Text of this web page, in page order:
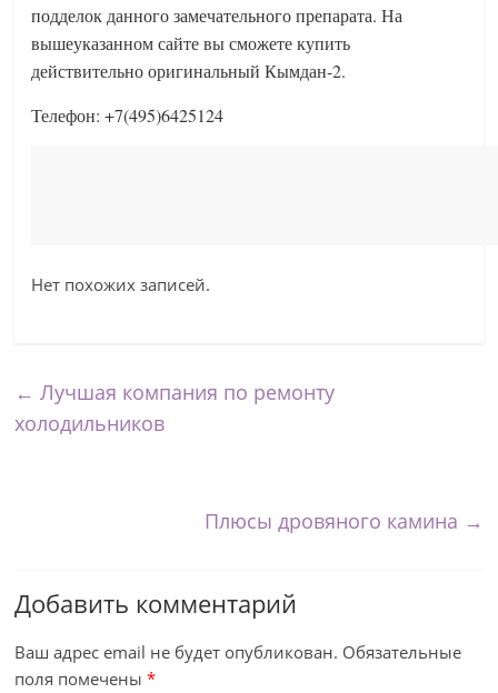
подделок данного замечательного препарата. На
вышеуказанном сайте вы сможете купить
действительно оригинальный Кымдан-2.
Телефон: +7(495)6425124
Нет похожих записей.
← Лучшая компания по ремонту
холодильников
Плюсы дровяного камина →
Добавить комментарий
Ваш адрес email не будет опубликован. Обязательные
поля помечены*